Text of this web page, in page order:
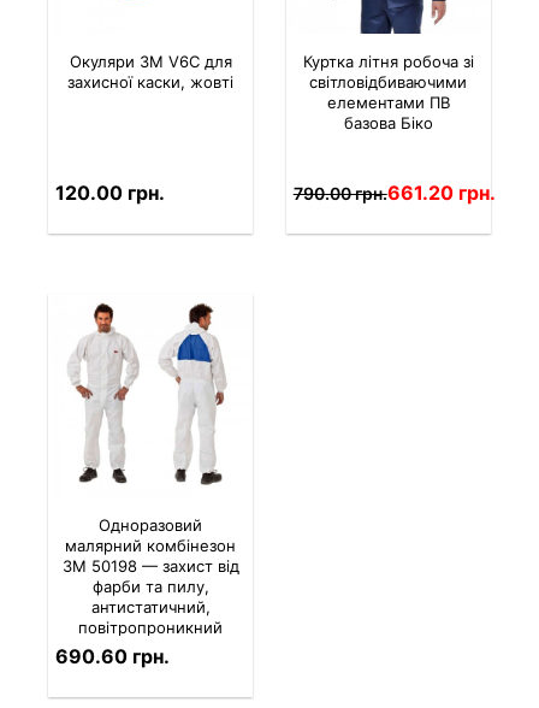
Окуляри 3M V6C для
захисної каски, жовті
120.00 грн.
Куртка літня робоча зі
світловідбиваючими
елементами ПВ
базова Біко
661.20 грн.
790.00 грн.
Одноразовий
малярний комбінезон
3M 50198 — захист від
фарби та пилу,
антистатичний,
повітропроникний
690.60 грн.